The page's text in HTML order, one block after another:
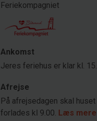
Feriekompagniet
Ankomst
Jeres feriehus er klar kl.
Afrejse
På afrejsedagen skal
forlades kl 9.00. Læs